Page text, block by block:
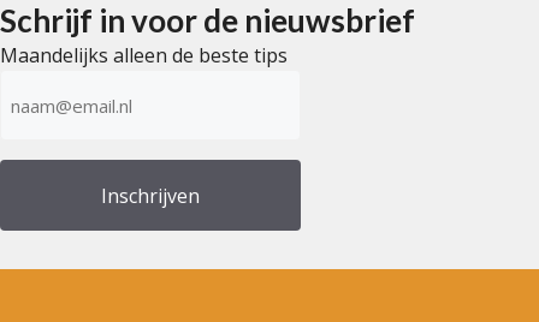
Schrijf in voor de nieuwsbrief
Maandelijks alleen de beste tips
mailadres